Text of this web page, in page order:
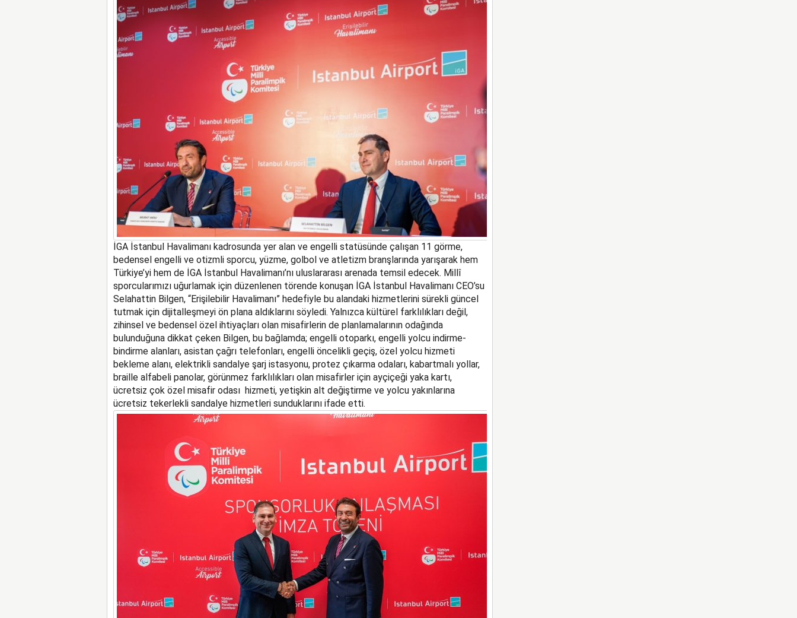
İGA İstanbul Havalimanı kadrosundayer alan ve engelli statüsünde çalışan 11 görme,
bedensel engelli ve otizmlisporcu,yüzme, golbol ve atletizm branşlarında yarışarak hem
Türkiye’yi hem de İGA İstanbul Havalimanı’nı uluslararası arenada temsil edecek. Millî
sporcularımızı uğurlamak için düzenlenen törende konuşan İGA İstanbul Havalimanı CEO’su
Selahattin Bilgen, “Erişilebilir Havalimanı” hedefiyle bu alandaki hizmetlerini sürekli güncel
tutmak için dijitalleşmeyi ön plana aldıklarını söyledi. Yalnızca kültürel farklılıkları değil,
zihinsel ve bedensel özel ihtiyaçları olan misafirlerinde planlamalarının odağında
bulunduğuna dikkat çeken Bilgen, bu bağlamda;engelli otoparkı, engelli yolcu indirme-
bindirme alanları, asistan çağrı telefonları, engelli öncelikli geçiş, özel yolcu hizmeti
bekleme alanı, elektrikli sandalye şarj istasyonu, protez çıkarma odaları, kabartmalı yollar,
braille alfabeli panolar, görünmez farklılıkları olan misafirler için ayçiçeği yaka kartı,
ücretsiz çok özel misafir odası hizmeti, yetişkin alt değiştirmeve yolcu yakınlarına
ücretsiz tekerlekli sandalye hizmetleri sunduklarını ifade etti.